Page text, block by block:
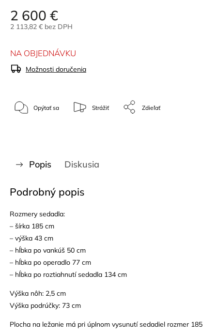
2 600 €
2 113,82 € bez DPH
NA OBJEDNÁVKU
Možnosti doručenia
Opýtať sa Strážiť Zdieľať
Popis Diskusia
Podrobný popis
Rozmery sedadla:
– šírka 185 cm
– výška 43 cm
– hĺbka po vankúš 50 cm
– hĺbka po operadlo 77 cm
– hĺbka po roztiahnutí sedadla 134 cm
Výška nôh: 2,5 cm
Výška podrúčky: 73 cm
Plocha na ležanie má pri úplnom vysunutí sedadiel rozmer 185